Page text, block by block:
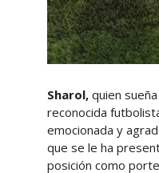
Sharol, quien
reconocida
emocionada y
que se le ha
posición como